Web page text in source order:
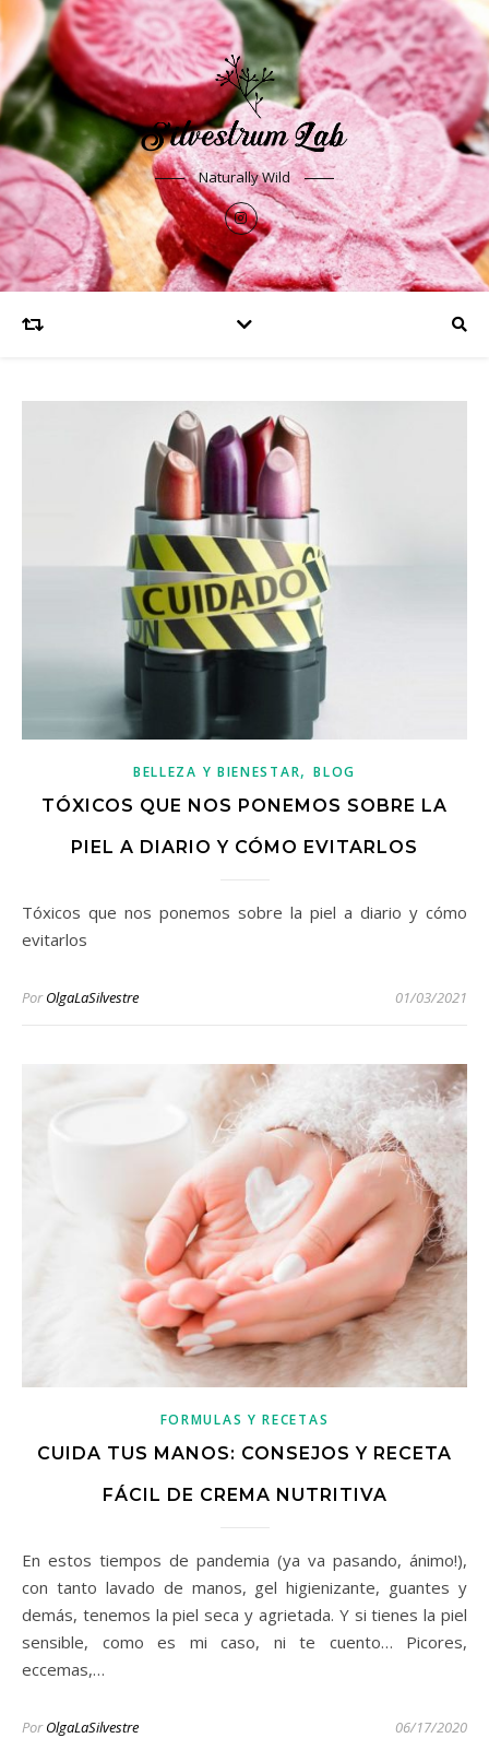
Naturally Wild
BELLEZA Y BIENESTAR,BLOG
TÓXICOS QUE NOS PONEMOS SOBRE LA
PIEL A DIARIO Y CÓMO EVITARLOS
Tóxicos que nos ponemos sobre la piel a diario y cómo
evitarlos
Por OlgaLaSilvestre 01/03/2021
FORMULAS Y RECETAS
CUIDA TUS MANOS: CONSEJOS Y RECETA
FÁCIL DE CREMA NUTRITIVA
En estos tiempos de pandemia (ya va pasando, ánimo!),
con tanto lavado de manos, gel higienizante, guantes y
demás, tenemos la piel seca y agrietada. Y si tienes la piel
sensible, como es mi caso, ni te cuento… Picores,
eccemas,…
Por OlgaLaSilvestre 06/17/2020